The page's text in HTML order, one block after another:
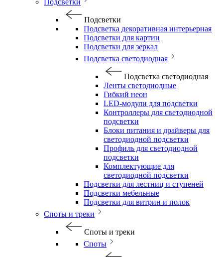
Подсветки
Подсветки
Подсветка декоративная интерьерная
Подсветки для картин
Подсветки для зеркал
Подсветка светодиодная
Подсветка светодиодная
Ленты светодиодные
Гибкий неон
LED-модули для подсветки
Контроллеры для светодиодной
подсветки
Блоки питания и драйверы для
светодиодной подсветки
Профиль для светодиодной
подсветки
Комплектующие для
светодиодной подсветки
Подсветки для лестниц и ступеней
Подсветки мебельные
Подсветки для витрин и полок
Споты и треки
Споты и треки
Споты